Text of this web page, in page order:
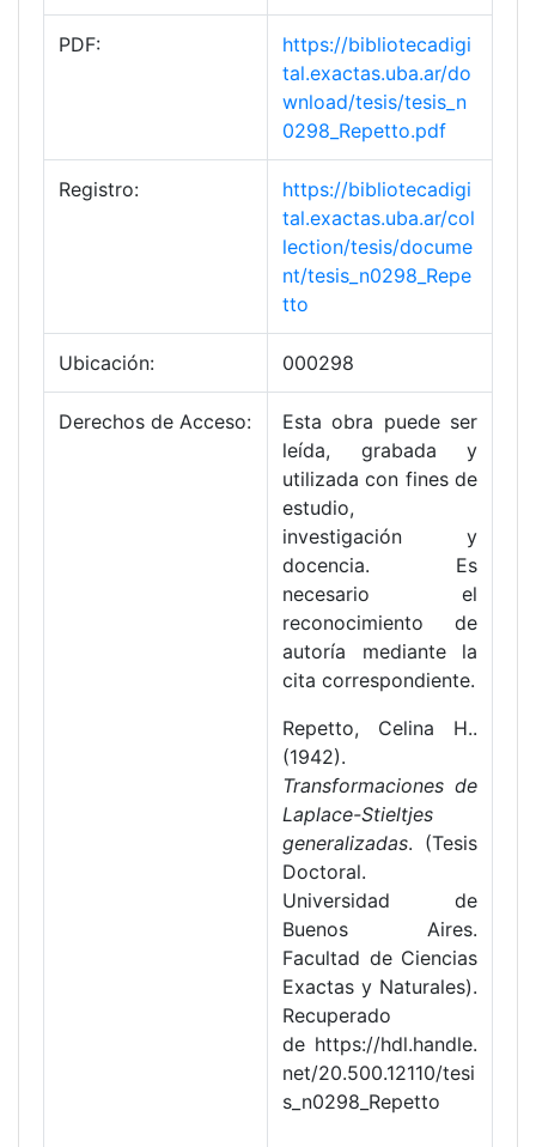
PDF:
https://bibliotecadigi
tal.exactas.uba.ar/do
wnload/tesis/tesis_n
0298_Repetto.pdf
Registro:
https://bibliotecadigi
tal.exactas.uba.ar/col
lection/tesis/docume
nt/tesis_n0298_Repe
tto
Ubicación: 000298
Derechos de Acceso:
Esta obra puede ser
leída, grabada y
utilizada con fines de
estudio,
investigación y
docencia. Es
necesario el
reconocimiento de
autoría mediante la
cita correspondiente.
Repetto, Celina H..
(1942).
Transformaciones de
Laplace-Stieltjes
generalizadas. (Tesis
Doctoral.
Universidad de
Buenos Aires.
Facultad de Ciencias
Exactas y Naturales).
Recuperado
de https://hdl.handle.
net/20.500.12110/tesi
s_n0298_Repetto